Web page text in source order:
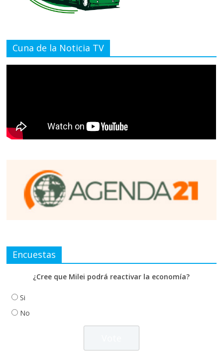
Cuna de la Noticia TV
Encuestas
¿Cree que Milei podrá reactivar la economía?
Si
No